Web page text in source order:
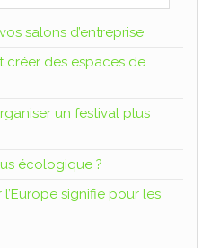
salons d’entreprise
créer des espaces de
un festival plus
écologique ?
signifie pour les